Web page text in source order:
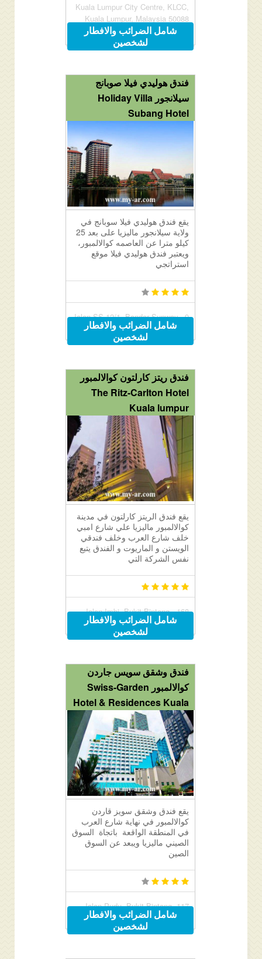
Kuala Lumpur City Centre, KLCC,
Kuala Lumpur, Malaysia 50088
شامل الضرائب والافطار
لشخصين
فندق هوليدي فيلا صوبانج
سيلانجور Holiday Villa
Subang Hotel
يقع فندق هوليدي فيلا سوبانج في
ولاية سيلانجور ماليزيا على بعد 25
كيلو مترا عن العاصمه كوالالمبور،
ويعتبر فندق هوليدي فيلا موقع
استراتجي
9, Jalan SS 12/1, Bandar Sunway,
Kuala Lumpur, Malaysia 47500
شامل الضرائب والافطار
لشخصين
فندق ريتز كارلتون كوالالمبور
The Ritz-Carlton Hotel
Kuala lumpur
يقع فندق الريتز كارلتون في مدينة
كوالالمبور ماليزيا علي شارع امبي
خلف شارع العرب وخلف فندقي
الويستن و الماريوت و الفندق يتبع
نفس الشركة التي
168, Jalan Imbi, Bukit Bintang,
Kuala Lumpur, Malaysia 55100
شامل الضرائب والافطار
لشخصين
فندق وشقق سويس جاردن
كوالالمبور Swiss-Garden
Hotel & Residences Kuala
يقع فندق وشقق سويز قاردن
كوالالمبور في نهاية شارع العرب
في المنطقة الواقعة باتجاة السوق
الصيني ماليزيا ويبعد عن السوق
الصين
117 Jalan Pudu, Bukit Bintang,
Kuala Lumpur, Malaysia
شامل الضرائب والافطار
لشخصين